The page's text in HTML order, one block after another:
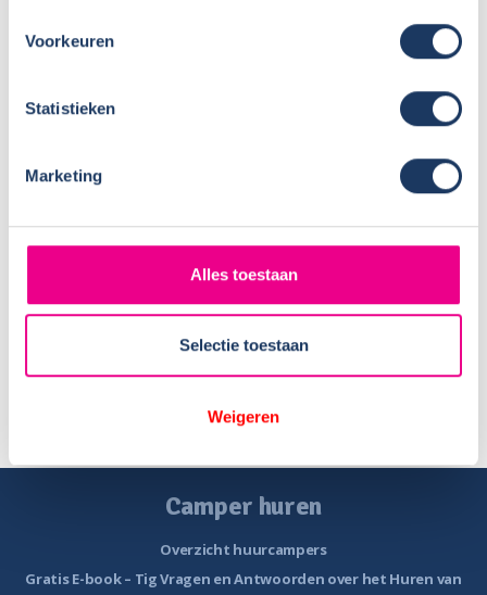
Voorkeuren
Statistieken
Marketing
Alles toestaan
Selectie toestaan
Weigeren
Een frisse look voor ons terrein – het nieuwe
Sunlight maakt modeljaar 2026 bekend – dit is
er nieuw!
Vacature schoonmaak – VERVULD
Europa zet stap naar verhoging
campergewicht B-rijbewijs
Camper huren
Overzicht huurcampers
Gratis E-book – Tig Vragen en Antwoorden over het Huren van